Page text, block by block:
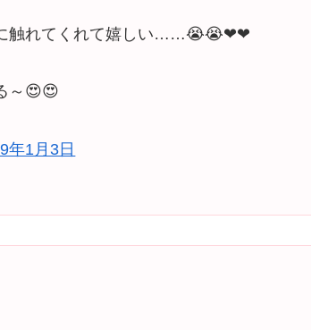
触れてくれて嬉しい……😭😭❤❤
～😍😍
年1月3日